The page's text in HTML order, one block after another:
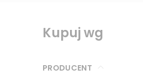
Kupuj wg
PRODUCENT